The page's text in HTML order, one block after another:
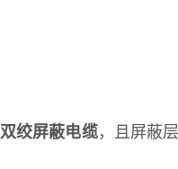
双绞屏蔽电缆，且屏蔽